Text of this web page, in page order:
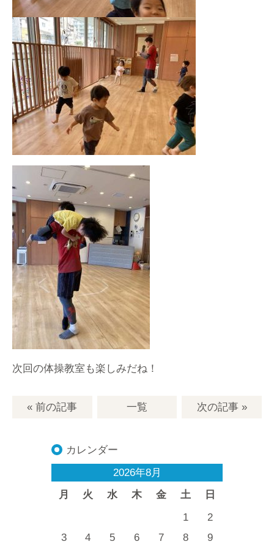
次回の体操教室も楽しみだね！
« 前の記事 一覧 次の記事»
カレンダー
2026年8月
月
火 水 木 金 土 日
1
2
3
4 5 6 7 8
9